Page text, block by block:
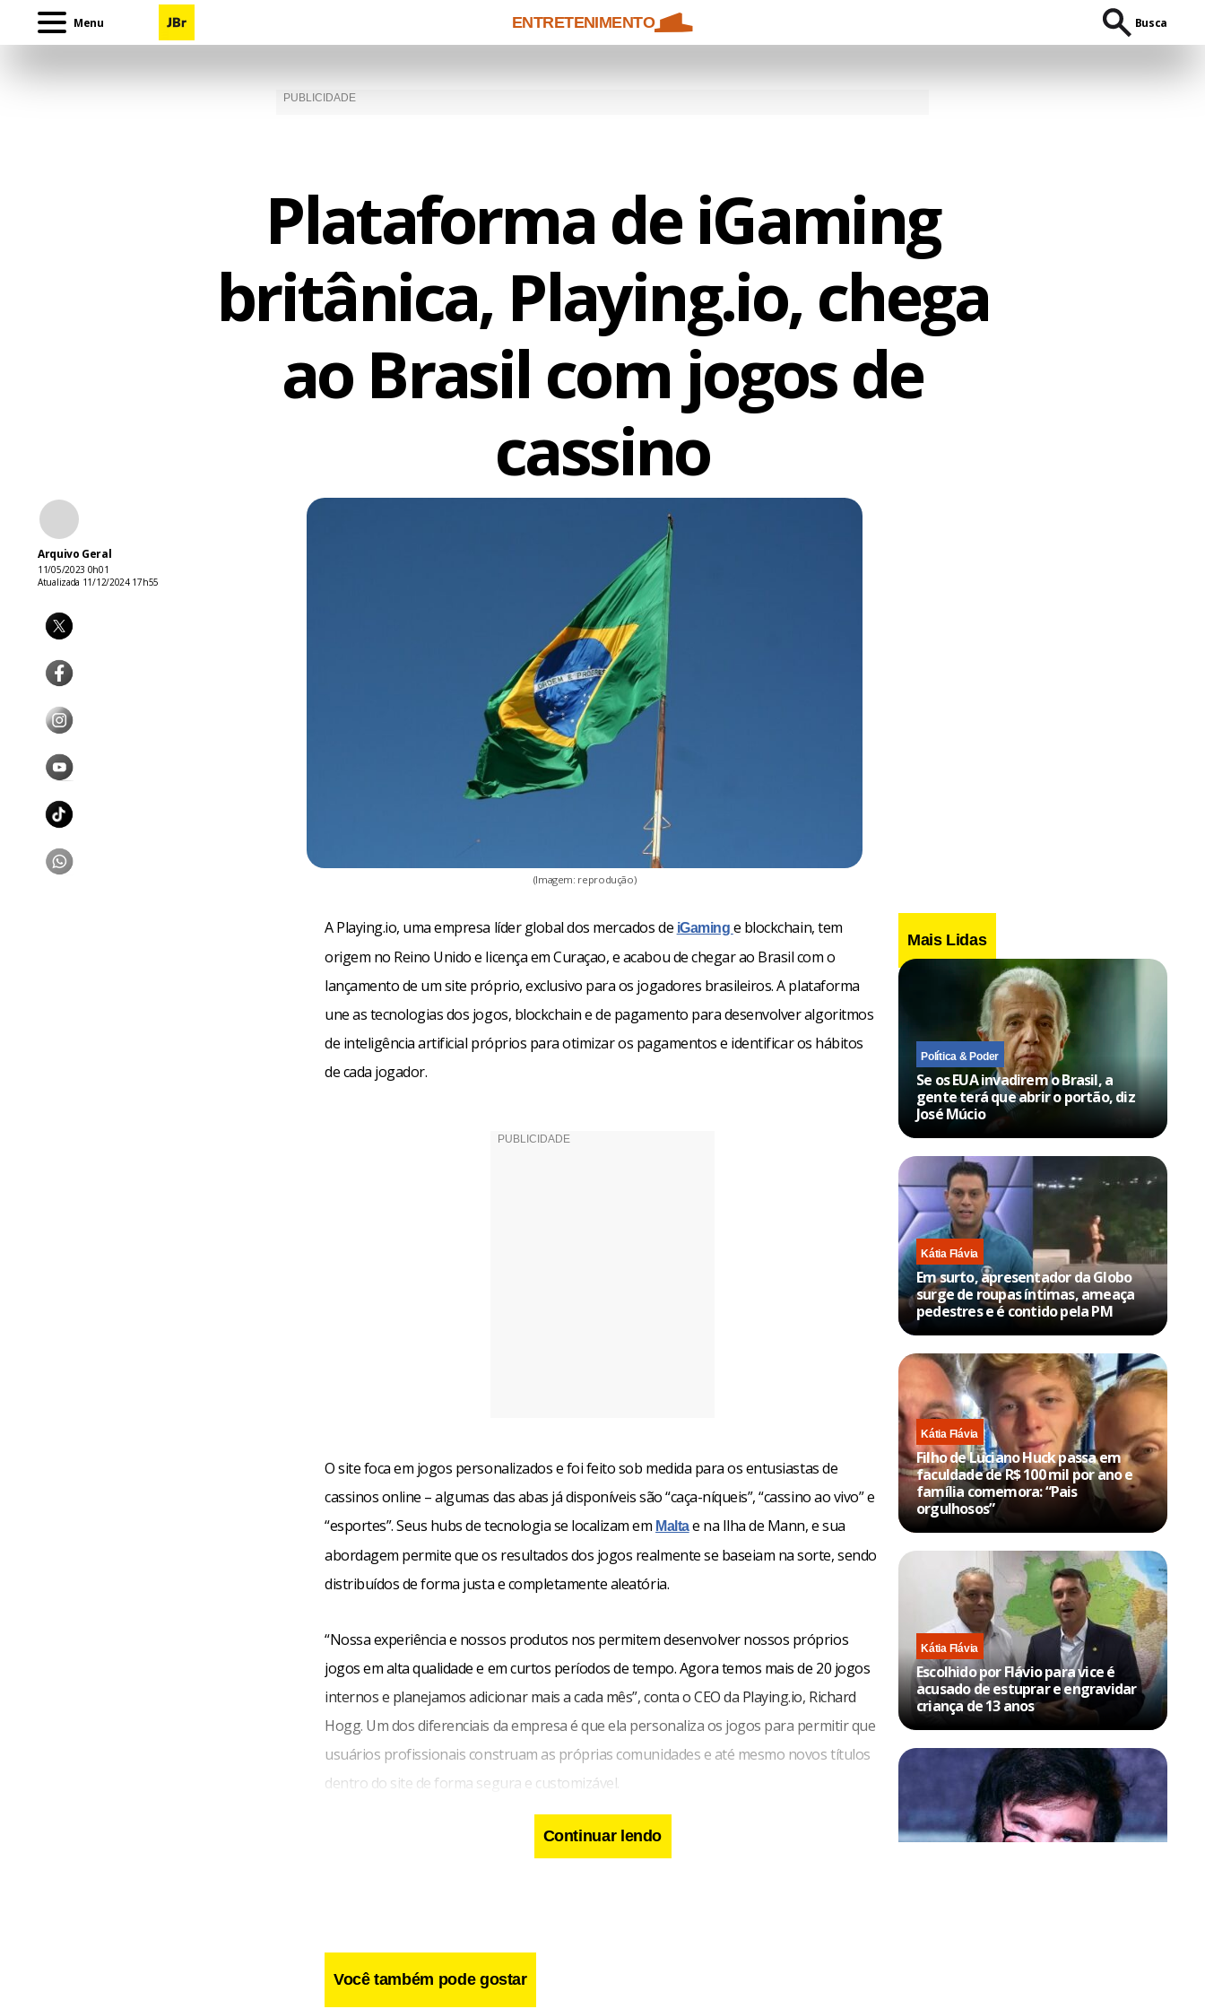
Menu ENTRETENIMENTO Busca
Plataforma de iGaming
britânica, Playing.io, chega
ao Brasil com jogos de
cassino
Arquivo Geral
11/05/2023 0h01
Atualizada 11/12/2024 17h55
(Imagem: reprodução)
A Playing.io, uma empresa líder global dos mercados de iGaming e blockchain, tem
origem no Reino Unido e licença em Curaçao, e acabou de chegar ao Brasil com o
lançamento de um site próprio, exclusivo para os jogadores brasileiros. A plataforma
une as tecnologias dos jogos, blockchain e de pagamento para desenvolver algoritmos
de inteligência artificial próprios para otimizar os pagamentos e identificar os hábitos
de cada jogador.
O site foca em jogos personalizados e foi feito sob medida para os entusiastas de
cassinos online – algumas das abas já disponíveis são “caça-níqueis”, “cassino ao vivo” e
“esportes”. Seus hubs de tecnologia se localizam em Maltae na Ilha de Mann, e sua
abordagem permite que os resultados dos jogos realmente se baseiam na sorte, sendo
distribuídos de forma justa e completamente aleatória.
“Nossa experiência e nossos produtos nos permitem desenvolver nossos próprios
jogos em alta qualidade e em curtos períodos de tempo. Agora temos mais de 20 jogos
internos e planejamos adicionar mais a cada mês”, conta o CEO da Playing.io, Richard
Hogg. Um dos diferenciais da empresa é que ela personaliza os jogos para permitir que
usuários profissionais construam as próprias comunidades e até mesmo novos títulos
dentro do site de forma segura e customizável.
Continuar lendo
Você também pode gostar
Mais Lidas
Política & Poder
Se os EUA invadirem o Brasil, a
gente terá que abrir o portão, diz
José Múcio
Kátia Flávia
Em surto, apresentador da Globo
surge de roupas íntimas, ameaça
pedestres e é contido pela PM
Kátia Flávia
Filho de Luciano Huck passa em
faculdade de R$ 100 mil por ano e
família comemora: “Pais
orgulhosos”
Kátia Flávia
Escolhido por Flávio para vice é
acusado de estuprar e engravidar
criança de 13 anos